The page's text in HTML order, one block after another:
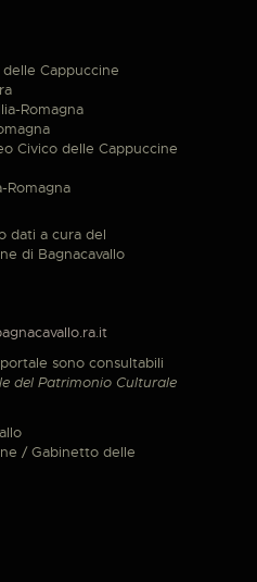
Cappuccine
Romagna
Civico delle Cappuccine
Romagna
dati a cura del
di Bagnacavallo
sono consultabili
del Patrimonio Culturale
/ Gabinetto delle